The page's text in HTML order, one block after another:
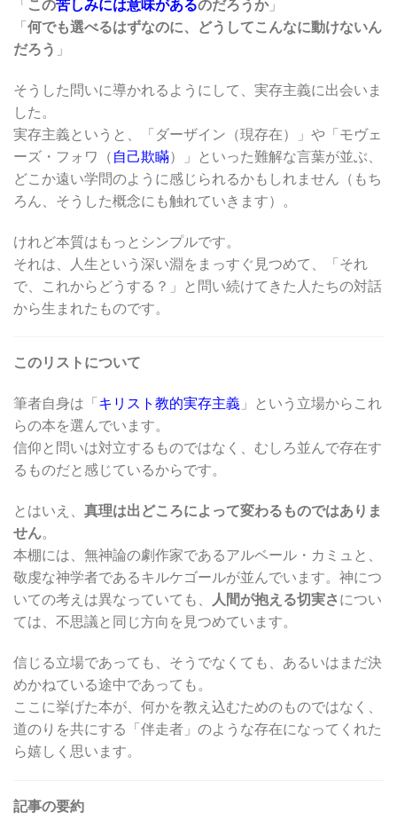
「この苦しみには意味があるのだろうか」
「何でも選べるはずなのに、どうしてこんなに動けないん
だろう 」
そうした問いに導かれるようにして、実存主義に出会いま
した。
実存主義というと、「ダーザイン（現存在）」や「モヴェ
ーズ・フォワ（ 自己欺瞞）」といった難解な言葉が並ぶ、
どこか遠い学問のように感じられるかもしれません（もち
ろん、そうした概念にも触れていきます）。
けれど本質はもっとシンプルです。
それは、人生という深い淵をまっすぐ見つめて、「それ
で、これからどうする？」と問い続けてきた人たちの対話
から生まれたものです。
このリストについて
筆者自身は「キリスト教的実存主義 」という立場からこれ
らの本を選んでいます。
信仰と問いは対立するものではなく、むしろ並んで存在す
るものだと感じているからです。
とはいえ、 真理は出どころによって変わるものではありま
せん。
本棚には、無神論の劇作家であるアルベール・カミュと、
敬虔な神学者であるキルケゴールが並んでいます。神につ
いての考えは異なっていても、
人間が抱える切実さについ
ては、不思議と同じ方向を見つめています。
信じる立場であっても、そうでなくても、あるいはまだ決
めかねている途中であっても。
ここに挙げた本が、何かを教え込むためのものではなく、
道のりを共にする「伴走者」のような存在になってくれた
ら嬉しく思います。
記事の要約